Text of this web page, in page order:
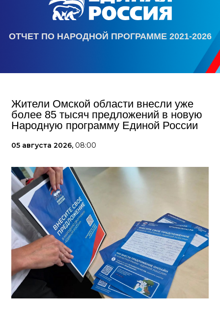
ОТЧЕТ ПО НАРОДНОЙ ПРОГРАММЕ 2021-2026
Жители Омской области внесли уже
более 85 тысяч предложений в новую
Народную программу Единой России
05 августа 2026, 08:00